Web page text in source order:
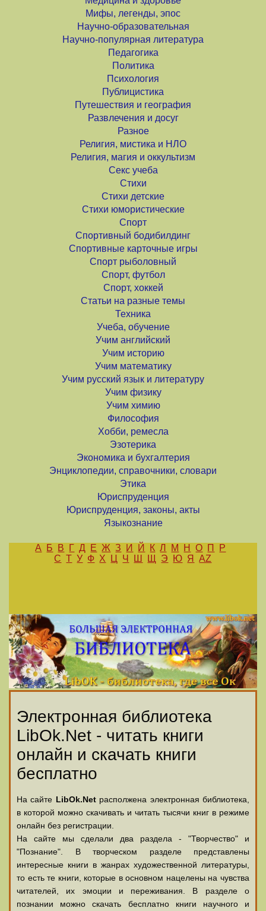
Мифы, легенды, эпос
Научно-образовательная
Научно-популярная литература
Педагогика
Политика
Психология
Публицистика
Путешествия и география
Развлечения и досуг
Разное
Религия, мистика и НЛО
Религия, магия и оккультизм
Секс учеба
Стихи
Стихи детские
Стихи юмористические
Спорт
Спортивный бодибилдинг
Спортивные карточные игры
Спорт рыболовный
Спорт, футбол
Спорт, хоккей
Статьи на разные темы
Техника
Учеба, обучение
Учим английский
Учим историю
Учим математику
Учим русский язык и литературу
Учим физику
Учим химию
Философия
Хобби, ремесла
Эзотерика
Экономика и бухгалтерия
Энциклопедии, справочники, словари
Этика
Юриспруденция
Юриспруденция, законы, акты
Языкознание
А Б В Г Д Е Ж З И Й К Л М Н О П
Р
С Т У Ф Х Ц Ч Ш Щ Э Ю Я AZ
Электронная библиотека
LibOk.Net - читать книги
онлайн и скачать книги
бесплатно
На сайте LibOk.Netрасполжена электронная библиотека,
в которой можно скачивать и читать тысячи книг в режиме
онлайн без регистрации.
На сайте мы сделали два раздела - "Творчество" и
"Познание". В творческом разделе представлены
интересные книги в жанрах художественной литературы,
то есть те книги, которые в основном нацелены на чувства
читателей, их эмоции и переживания. В разделе о
познании можно скачать бесплатно книги научного и